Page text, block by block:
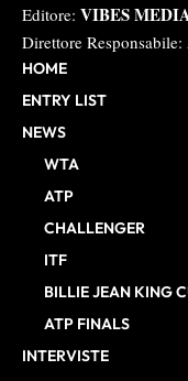
Editore: VIBES
Direttore
HOME
ENTRY LIST
NEWS
WTA
ATP
CHALLENGER
ITF
BILLIE JEAN KING
ATP FINALS
INTERVISTE